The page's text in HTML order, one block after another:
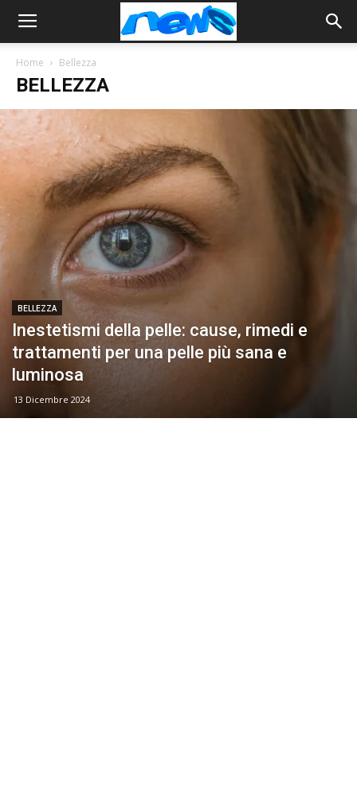
Home Bellezza
BELLEZZA
BELLEZZA
Inestetismi della pelle: cause, rimedi e
trattamenti per una pelle più sana e
luminosa
13 Dicembre 2024